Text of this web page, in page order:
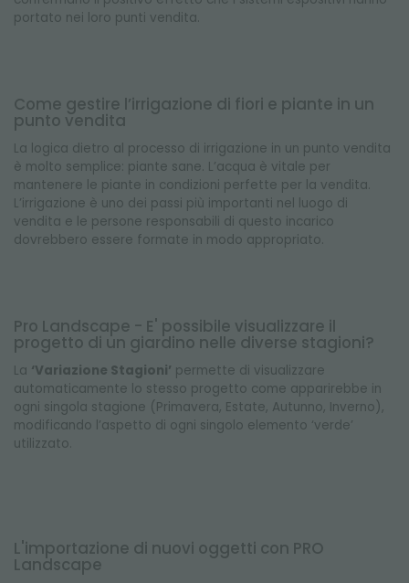
portato nei loro punti vendita.
Come gestire l’irrigazione di fiori e piante in un
punto vendita
La logica dietro al processo di irrigazione in un punto vendita
è molto semplice: piante sane. L’acqua è vitale per
mantenere le piante in condizioni perfette per la vendita.
L’irrigazione è uno dei passi più importanti nel luogo di
vendita e le persone responsabili di questo incarico
dovrebbero essere formate in modo appropriato.
Pro Landscape - E' possibile visualizzare il
progetto di un giardino nelle diverse stagioni?
La ‘Variazione Stagioni’ permette di visualizzare
automaticamente lo stesso progetto come apparirebbe in
ogni singola stagione (Primavera, Estate, Autunno, Inverno),
modificando l’aspetto di ogni singolo elemento ‘verde’
utilizzato.
L'importazione di nuovi oggetti con PRO
Landscape